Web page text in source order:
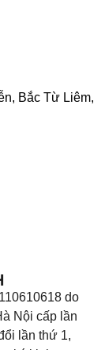
Bắc Từ Liêm,
do
Nội cấp lần
lần thứ 1,